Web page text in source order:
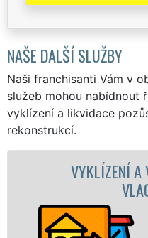
NAŠE DALŠÍ SLUŽBY
Naši franchisanti Vám v
služeb mohou nabídnout
vyklízení a likvidace
rekonstrukcí.
VYKLÍZENÍ A VYKLÍZECÍ
VLACHOVICE
ve
okrese Zlín